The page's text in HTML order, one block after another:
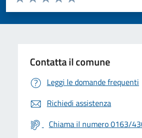
Valuta 5 stelle su 5
Valuta 4 stelle su 5
Valuta 3 stelle su 5
Valuta 2 stelle su 5
Valuta 1 stelle su 5
Contatta il comune
Leggi le domande frequenti
Richiedi assistenza
Chiama il numero 0163/